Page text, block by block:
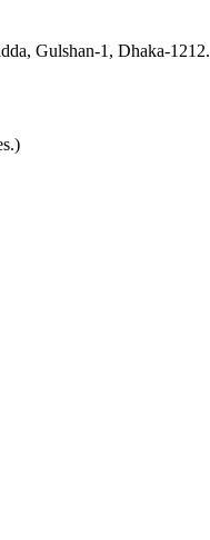
Gulshan-1, Dhaka-1212.